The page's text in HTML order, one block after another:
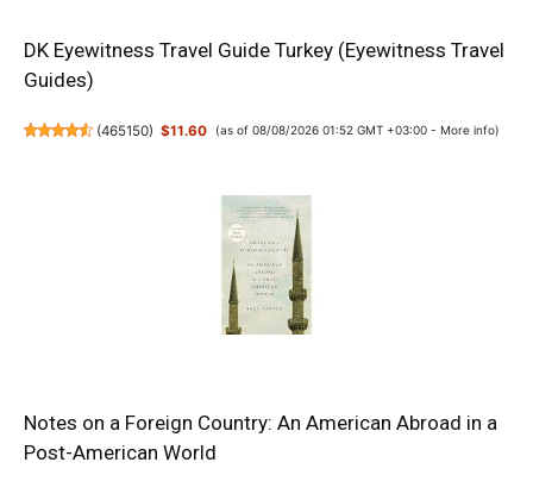
DK Eyewitness Travel Guide Turkey (Eyewitness Travel
Guides)
(465150) $11.60 (as of 08/08/2026 01:52 GMT +03:00 - More info)
Notes on a Foreign Country: An American Abroad in a
Post-American World